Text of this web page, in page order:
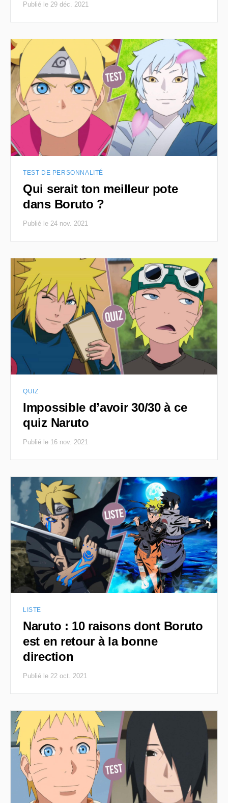
Publié le 29 déc. 2021
TEST DE PERSONNALITÉ
Qui serait ton meilleur pote
dans Boruto ?
Publié le 24 nov. 2021
QUIZ
Impossible d’avoir 30/30 à ce
quiz Naruto
Publié le 16 nov. 2021
LISTE
Naruto : 10 raisons dont Boruto
est en retour à la bonne
direction
Publié le 22 oct. 2021